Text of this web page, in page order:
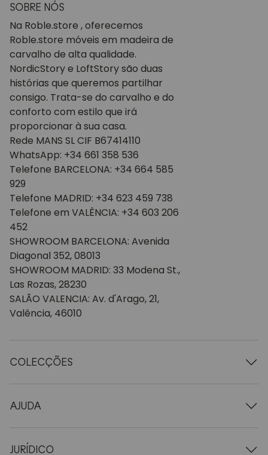
SOBRE NÓS
Na Roble.store , oferecemos
Roble.store móveis em madeira de
carvalho de alta qualidade.
NordicStory e LoftStory são duas
histórias que queremos partilhar
consigo. Trata-se do carvalho e do
conforto com estilo que irá
proporcionar à sua casa.
Rede MANS SL CIF B67414110
WhatsApp: +34 661 358 536
Telefone BARCELONA: +34 664 585
929
Telefone MADRID: +34 623 459 738
Telefone em VALÊNCIA: +34 603 206
452
SHOWROOM BARCELONA: Avenida
Diagonal 352, 08013
SHOWROOM MADRID: 33 Modena St.,
Las Rozas, 28230
SALÃO VALENCIA: Av. d'Arago, 21,
Valência, 46010
COLECÇÕES
Mesas de madeira
Tabelas extensíveis
Cadeiras de madeira
AJUDA
Quem somos nós
Termos e condições
JURÍDICO